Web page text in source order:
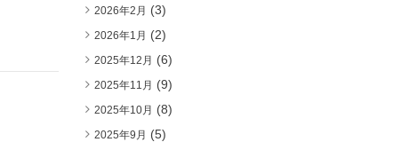
2026年2月 (3)
2026年1月 (2)
2025年12月 (6)
2025年11月 (9)
2025年10月 (8)
2025年9月 (5)